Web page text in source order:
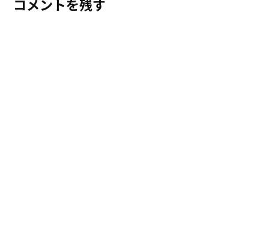
コメントを残す